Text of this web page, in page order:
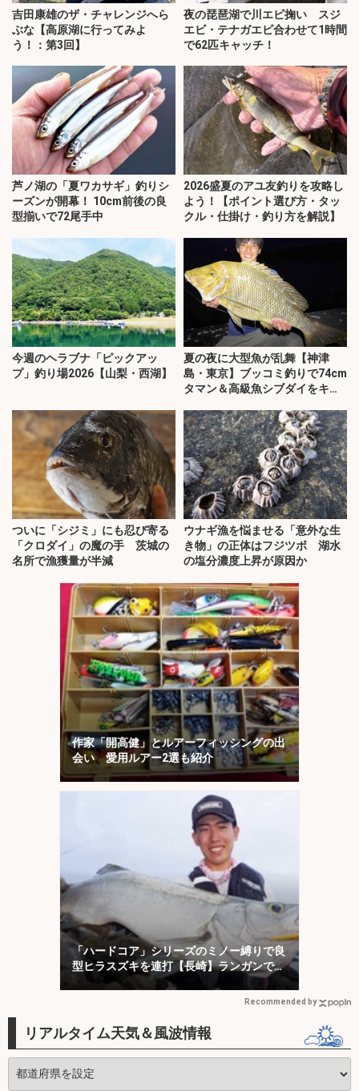
吉田康雄のザ・チャレンジへら
ぶな【高原湖に行ってみよ
う！：第3回】
夜の琵琶湖で川エビ掬い スジ
エビ・テナガエビ合わせて1時間
で62匹キャッチ！
芦ノ湖の「夏ワカサギ」釣りシ
ーズンが開幕！ 10cm前後の良
型揃いで72尾手中
2026盛夏のアユ友釣りを攻略し
よう！【ポイント選び方・タッ
クル・仕掛け・釣り方を解説】
今週のヘラブナ「ピックアッ
プ」釣り場2026【山梨・西湖】
夏の夜に大型魚が乱舞【神津
島・東京】ブッコミ釣りで74cm
タマン＆高級魚シブダイをキャ
ついに「シジミ」にも忍び寄る
「クロダイ」の魔の手 茨城の
名所で漁獲量が半減
ウナギ漁を悩ませる「意外な生
き物」の正体はフジツボ 湖水
の塩分濃度上昇が原因か
作家「開高健」とルアーフィッシングの出
会い 愛用ルアー2選も紹介
「ハードコア」シリーズのミノー縛りで良
型ヒラスズキを連打【長崎】ランガンでサ
ラシを攻略！
Recommended by
リアルタイム天気＆風波情報